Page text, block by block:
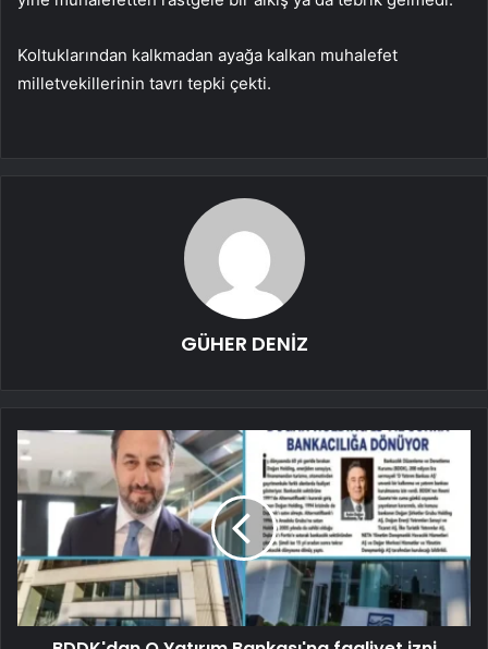
Koltuklarından kalkmadan ayağa kalkan muhalefet
milletvekillerinin tavrı tepki çekti.
GÜHER DENİZ